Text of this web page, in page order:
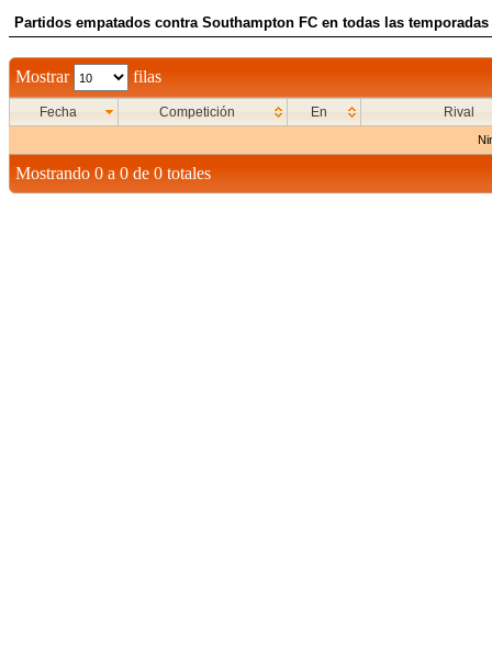
Partidos empatados contra Southampton FC en todas las temporadas
Mostrar filas
Fecha Competición En Rival
Mostrando 0 a 0 de 0 totales